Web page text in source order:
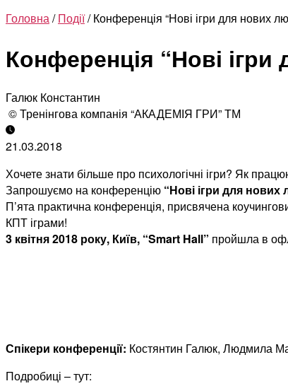
Головна/Події/ Конференція “Нові ігри для нових
Конференція “Нові
Галюк Константин
© Тренінгова компанія “АКАДЕМІЯ ГРИ” ТМ
21.03.2018
Хочете знати більше про психологічні ігри? Як
Запрошуємо на конференцію “Нові ігри для нових
П’ята практична конференція, присвячена
КПТ іграми!
3 квітня 2018 року, Київ, “Smart Hall” пройшла в
Спікери конференції: Костянтин Галюк, Людмила
Подробиці – тут: